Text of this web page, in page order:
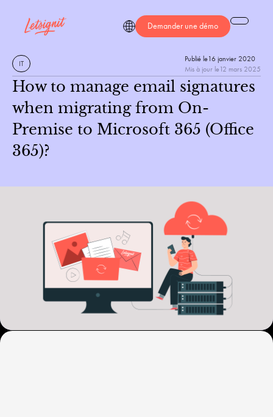
Demander une démo
IT
Publié le16 janvier 2020
Mis à jour le 12 mars 2025
How to manage email signatures
when migrating from On-
Premise to Microsoft 365 (Office
365)?